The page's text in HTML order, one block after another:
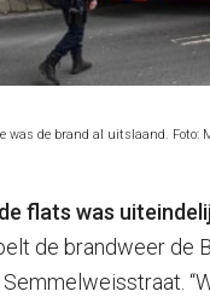
was de brand al uitslaand. Foto:
flats was
de brandweer de